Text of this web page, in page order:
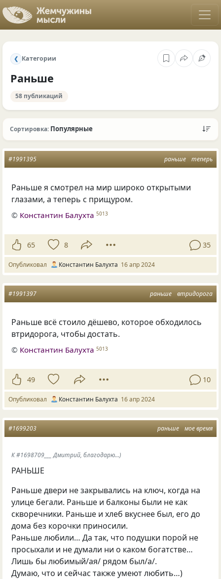
❮ Категории
Раньше
58 публикаций
Сортировка: Популярные
раньше теперь
#1991395
Раньше я смотрел на мир широко открытыми
глазами, а теперь с прищуром.
© Константин Балухта 5013
65 8 35
Опубликовал Константин Балухта 16 апр 2024
раньше втридорога
#1991397
Раньше всё стоило дёшево, которое обходилось
втридорога, чтобы достать.
© Константин Балухта 5013
49 10
Опубликовал Константин Балухта 16 апр 2024
раньше мое время
#1699203
К #1698709___ Дмитрий, благодарю...)
РАНЬШЕ
Раньше двери не закрывались на ключ, когда на
улице бегали. Раньше и балконы были не как
скворечники. Раньше и хлеб вкуснее был, его до
дома без корочки приносили.
Раньше любили… Да так, что подушки порой не
просыхали и не думали ни о каком богатстве…
Лишь бы любимый/ая/ рядом был/а/.
Думаю, что и сейчас также умеют любить…)